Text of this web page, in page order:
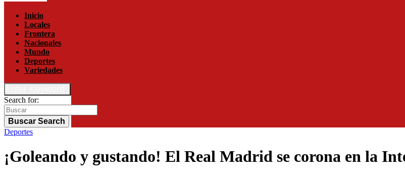
Inicio
Locales
Frontera
Nacionales
Mundo
Deportes
Variedades
Search for:
Buscar Search
Deportes
¡Goleando y gustando! El Real Madrid se corona en la